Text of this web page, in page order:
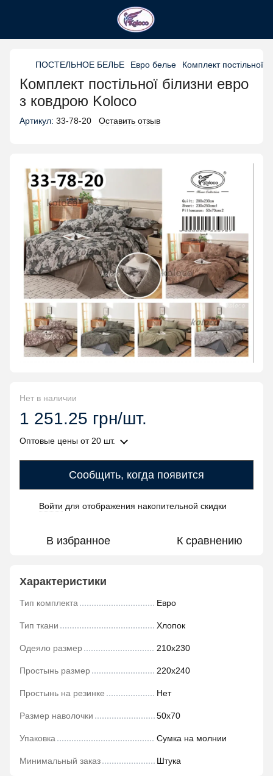
ПОСТЕЛЬНОЕ БЕЛЬЕ Евро белье Комплект постільної
Комплект постільної білизни евро
з ковдрою Koloco
Артикул: 33-78-20 Оставить отзыв
Нет в наличии
1 251.25 грн/шт.
Оптовые цены от 20 шт.
Сообщить, когда появится
Войти для отображения накопительной скидки
В избранное К сравнению
Характеристики
Тип комплекта Евро
Тип ткани Хлопок
Одеяло размер 210х230
Простынь размер 220х240
Простынь на резинке Нет
Размер наволочки 50х70
Упаковка Сумка на молнии
Минимальный заказ Штука